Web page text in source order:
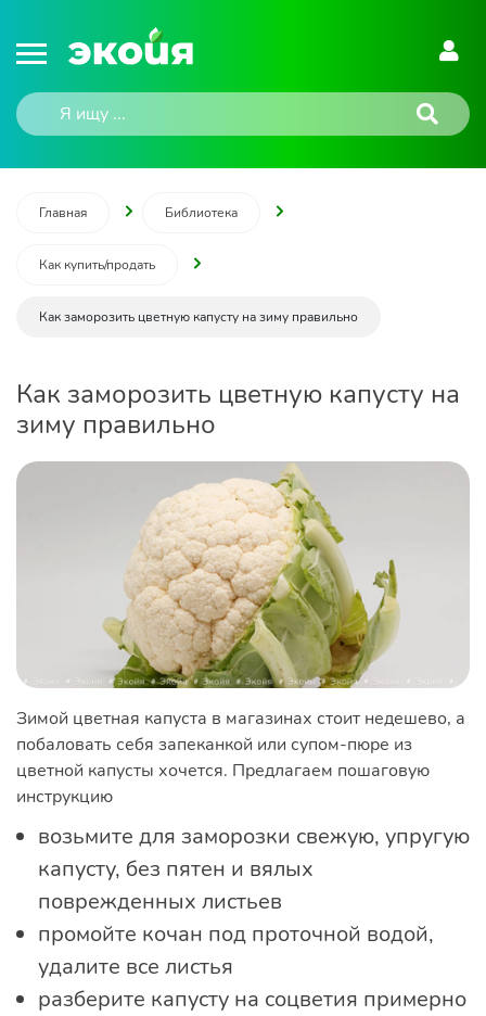
Главная Библиотека
Как купить/продать
Как заморозить цветную капусту на зиму правильно
Как заморозить цветную капусту на
зиму правильно
Зимой цветная капуста в магазинах стоит недешево, а
побаловать себя запеканкой или супом-пюре из
цветной капусты хочется. Предлагаем пошаговую
инструкцию
возьмите для заморозки свежую, упругую
капусту, без пятен и вялых
поврежденных листьев
промойте кочан под проточной водой,
удалите все листья
разберите капусту на соцветия примерно